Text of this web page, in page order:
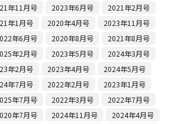
年11月号 2023年6月号
2021年2月号
年1月号 2020年4月号
2023年11月号
年6月号 2020年8月号
2021年8月号
年2月号 2023年5月号
2024年3月号
年2月号 2023年4月号
2024年5月号
年7月号 2022年2月号
2023年1月号
年7月号 2022年3月号
2022年7月号
年7月号 2024年11月号
2024年4月号